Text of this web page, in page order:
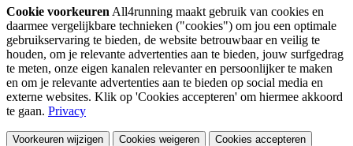
Cookie voorkeuren All4running maakt gebruik van cookies en
daarmee vergelijkbare technieken ("cookies") om jou een optimale
gebruikservaring te bieden, de website betrouwbaar en veilig te
houden, om je relevante advertenties aan te bieden, jouw surfgedrag
te meten, onze eigen kanalen relevanter en persoonlijker te maken
en om je relevante advertenties aan te bieden op social media en
externe websites. Klik op 'Cookies accepteren' om hiermee akkoord
te gaan. Privacy
Voorkeuren wijzigen Cookies weigeren Cookies accepteren